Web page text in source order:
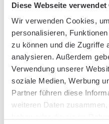
Diese Webseite verwendet
Wir verwenden Cookies,
personalisieren,
zu können und die Zugriffe
analysieren. Außerdem
Verwendung unserer
soziale Medien, Werbung
Partner führen diese
weiteren Daten
Bluthochdruck
muss ständig gegen
arbeiten und wird
verengte Herzklappen
Erkrankungen, die
betreffen (z.B.
Kardiomyopathie).